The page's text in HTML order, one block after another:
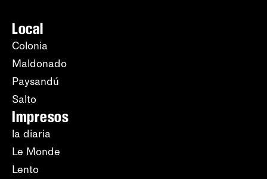
Local
Colonia
Maldonado
Paysandú
Salto
Impresos
la diaria
Le Monde
Lento